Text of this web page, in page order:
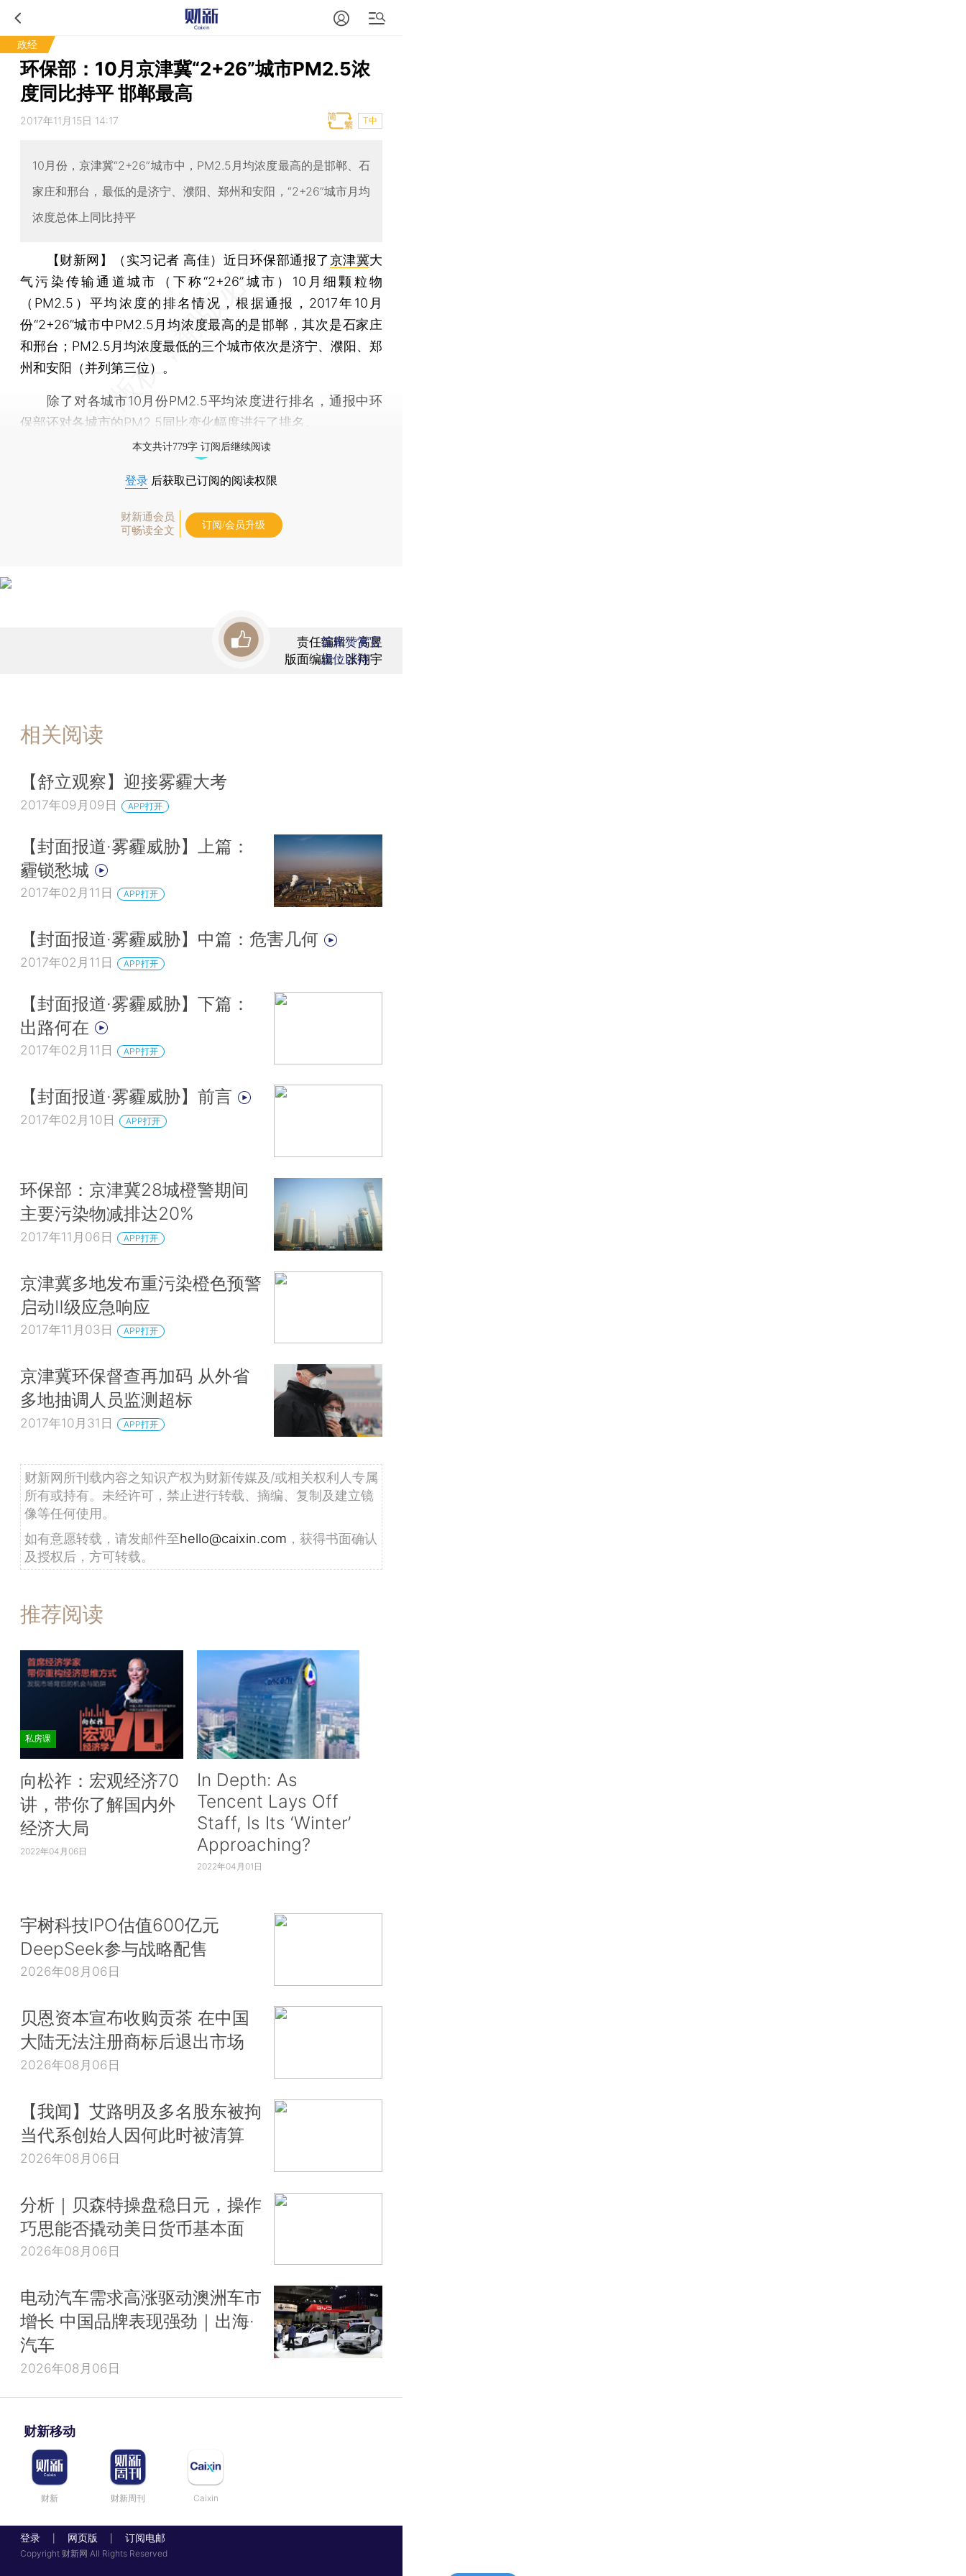
政经
环保部：10月京津冀“2+26”城市PM2.5浓
度同比持平 邯郸最高
2017年11月15日 14:17 T中
10月份，京津冀“2+26”城市中，PM2.5月均浓度最高的是邯郸、石
家庄和邢台，最低的是济宁、濮阳、郑州和安阳，“2+26”城市月均
浓度总体上同比持平
【财新网】（实习记者 高佳） 近日环保部通报了京津冀大
气污染传输通道城市（下称“2+26”城市）10月细颗粒物
（PM2.5）平均浓度的排名情况，根据通报，2017年10月
份“2+26”城市中PM2.5月均浓度最高的是邯郸，其次是石家庄
和邢台；PM2.5月均浓度最低的三个城市依次是济宁、濮阳、郑
州和安阳（并列第三位）。
除了对各城市10月份PM2.5平均浓度进行排名，通报中环
保部还对各城市的PM2.5同比变化幅度进行了排名。
本文共计779字 订阅后继续阅读
登录 后获取已订阅的阅读权限
财新通会员
可畅读全文
订阅/会员升级
责任编辑：高昱
版面编辑：张翔宇
首席赞赏官
虚位以待
相关阅读
【舒立观察】迎接雾霾大考
2017年09月09日 APP打开
【封面报道·雾霾威胁】上篇：
霾锁愁城
2017年02月11日 APP打开
【封面报道·雾霾威胁】中篇：危害几何
2017年02月11日 APP打开
【封面报道·雾霾威胁】下篇：
出路何在
2017年02月11日 APP打开
【封面报道·雾霾威胁】前言
2017年02月10日 APP打开
环保部：京津冀28城橙警期间
主要污染物减排达20%
2017年11月06日 APP打开
京津冀多地发布重污染橙色预警
启动Ⅱ级应急响应
2017年11月03日 APP打开
京津冀环保督查再加码 从外省
多地抽调人员监测超标
2017年10月31日 APP打开
财新网所刊载内容之知识产权为财新传媒及/或相关权利人专属
所有或持有。未经许可，禁止进行转载、摘编、复制及建立镜
像等任何使用。
如有意愿转载，请发邮件至hello@caixin.com ，获得书面确认
及授权后，方可转载。
推荐阅读
私房课
向松祚：宏观经济70
讲，带你了解国内外
经济大局
2022年04月06日
In Depth: As
Tencent Lays Off
Staff, Is Its ‘Winter’
Approaching?
2022年04月01日
宇树科技IPO估值600亿元
DeepSeek参与战略配售
2026年08月06日
贝恩资本宣布收购贡茶 在中国
大陆无法注册商标后退出市场
2026年08月06日
【我闻】艾路明及多名股东被拘
当代系创始人因何此时被清算
2026年08月06日
分析｜贝森特操盘稳日元，操作
巧思能否撬动美日货币基本面
2026年08月06日
电动汽车需求高涨驱动澳洲车市
增长 中国品牌表现强劲｜出海·
汽车
2026年08月06日
财新移动
财新 财新周刊 Caixin
登录 网页版 订阅电邮
Copyright 财新网 All Rights Reserved